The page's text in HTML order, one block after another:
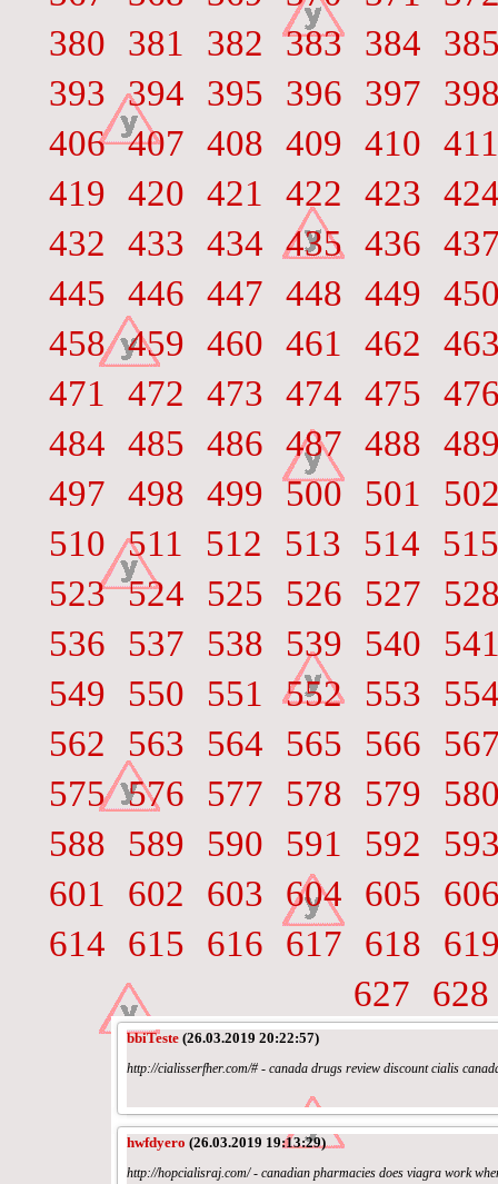
380
381 382 383 384
393 394 395 396 397
406 407 408 409 410 411
419 420 421 422 423
432
433 434 435 436
445 446 447 448 449
458 459 460 461 462
471
472 473 474 475
484 485 486 487 488
497 498 499 500 501
510 511 512 513 514
515
523 524 525 526 527
536
537 538 539 540
549
550 551 552 553
562
563 564 565 566
575 576 577 578 579
588
589 590 591 592
601
602 603 604 605
614
615 616 617 618
627
628
bbiTeste (26.03.2019 20:22:57)
http://cialisserfher.com/# - canada drugs review discount cialis
hwfdyero (26.03.2019 19:13:29)
http://hopcialisraj.com/ - canadian pharmacies does viagra work